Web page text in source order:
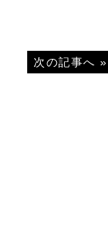
次の記事へ »